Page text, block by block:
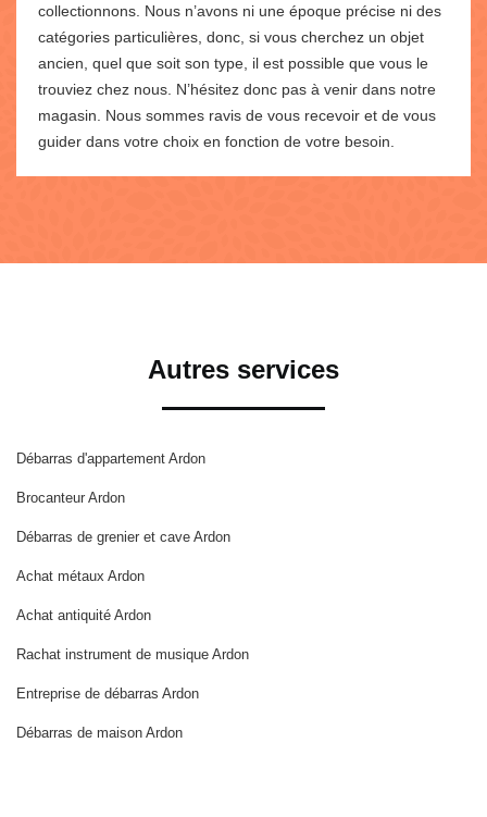
collectionnons. Nous n’avons ni une époque précise ni des
catégories particulières, donc, si vous cherchez un objet
ancien, quel que soit son type, il est possible que vous le
trouviez chez nous. N’hésitez donc pas à venir dans notre
magasin. Nous sommes ravis de vous recevoir et de vous
guider dans votre choix en fonction de votre besoin.
Autres services
Débarras d'appartement Ardon
Brocanteur Ardon
Débarras de grenier et cave Ardon
Achat métaux Ardon
Achat antiquité Ardon
Rachat instrument de musique Ardon
Entreprise de débarras Ardon
Débarras de maison Ardon